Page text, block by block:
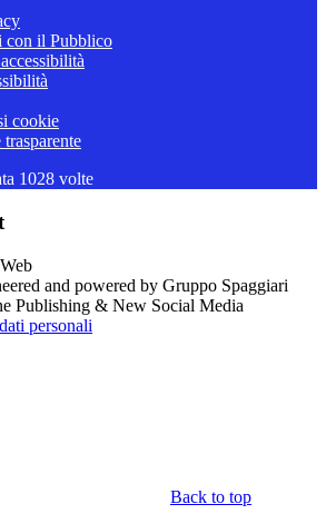
il Pubblico
cookie
1028 volte
and powered by Gruppo Spaggiari
Publishing & New Social Media
personali
Back to top